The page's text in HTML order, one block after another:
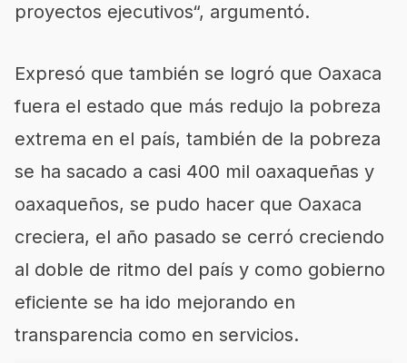
proyectos ejecutivos“, argumentó.
Expresó que también se logró que Oaxaca
fuera el estado que más redujo la pobreza
extrema en el país, también de la pobreza
se ha sacado a casi 400 mil oaxaqueñas y
oaxaqueños, se pudo hacer que Oaxaca
creciera, el año pasado se cerró creciendo
al doble de ritmo del país y como gobierno
eficiente se ha ido mejorando en
transparencia como en servicios.